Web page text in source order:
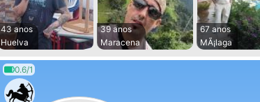
43 anos
Huelva
39 anos
Maracena
67 anos
MÃ¡laga
0.6/1